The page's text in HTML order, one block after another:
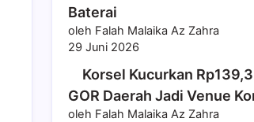
Baterai
oleh Falah Malaika Az Zahra
29 Juni 2026
Korsel Kucurkan
GOR Daerah Jadi Venue
oleh Falah Malaika Az Zahra